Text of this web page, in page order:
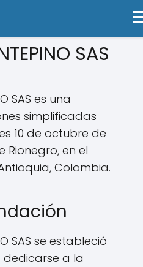
SAS
SAS es una
simplificadas
10 de octubre de
Rionegro, en el
Colombia.
SAS se estableció
a la